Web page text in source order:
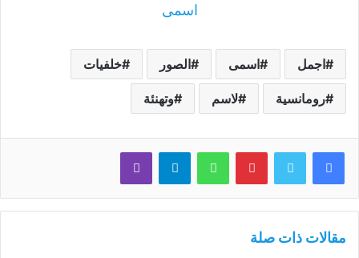
اسمى
اجمل اسمى الصور خلفيات
رومانسية لاسم وتهنئة
فيسبوك تويتر بينتيريستواتساب تيلقرام ڤايبر
مقالات ذات صلة